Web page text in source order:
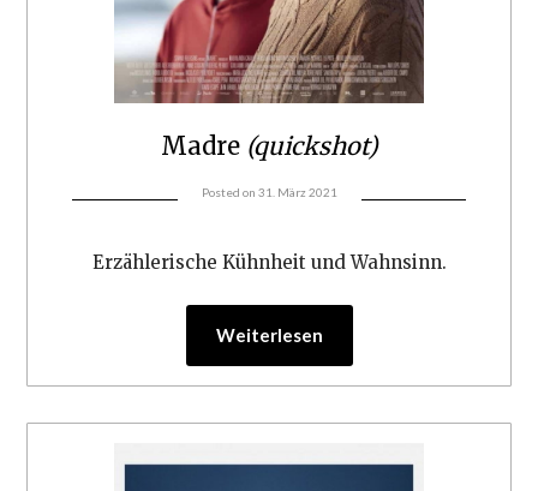
Madre (quickshot)
Posted on 31. März 2021
Erzählerische Kühnheit und Wahnsinn.
Weiterlesen